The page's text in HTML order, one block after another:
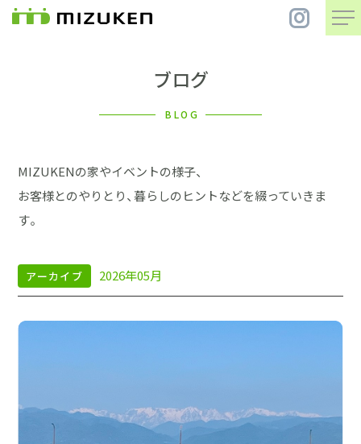
住 宅
まちづくり
会社案内
土地をお探しの方
ブログ
BLOG
MIZUKENの家やイベントの様子、
お客様とのやりとり、暮らしのヒントなどを綴っていきま
す。
アーカイブ 2026年05月